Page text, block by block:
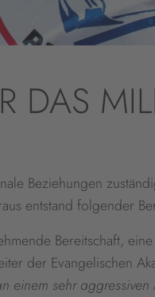
DAS
Beziehungen
entstand folgender
Bereitschaft,
der Evangelischen
einem sehr